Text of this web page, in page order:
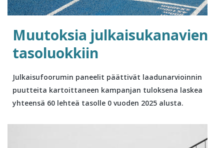
Muutoksia julkaisukanavien
tasoluokkiin
Julkaisufoorumin paneelit päättivät laadunarvioinnin
puutteita kartoittaneen kampanjan tuloksena laskea
yhteensä 60 lehteä tasolle 0 vuoden 2025 alusta.